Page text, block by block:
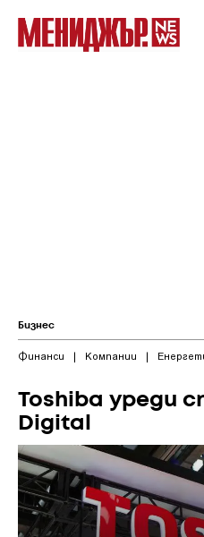
Бизнес
Финанси | Компании |
Toshiba уреди
Digital